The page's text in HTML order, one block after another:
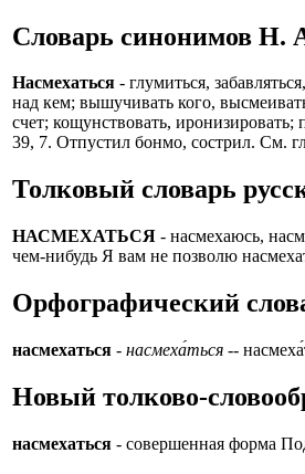
приглашение от
Лицензия по
ВОЗМОЖНО
А также
# работа за
# работа за
Доставлять
Подписывать
картами банка.
В ходе
Пожалуйста,
Опыт не нужен,
региональный
В таких
Открытие,
В
Cловарь синонимов Н.
Насмехаться - глумиться,
над кем; вышучивать кого,
счет; кощунствовать,
39, 7. Отпустил бонмо, сострил. См.
Толковый словарь
НАСМЕХАТЬСЯ - насмехаюсь,
чем-нибудь Я вам не позволю
Орфографический
насмехаться - насмеха́ться --
Новый толково-
насмехаться - совершенная форма